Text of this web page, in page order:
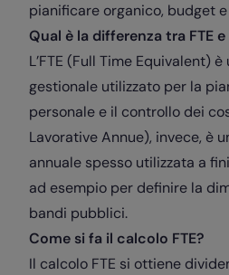
pianificare organico, budget
Qual è la differenza tra FTE e
L’FTE (Full Time Equivalent)
gestionale utilizzato per la
personale e il controllo dei
Lavorative Annue), invece, è
annuale spesso utilizzata a
ad esempio per definire la
bandi pubblici.
Come si fa il calcolo FTE?
Il calcolo FTE si ottiene